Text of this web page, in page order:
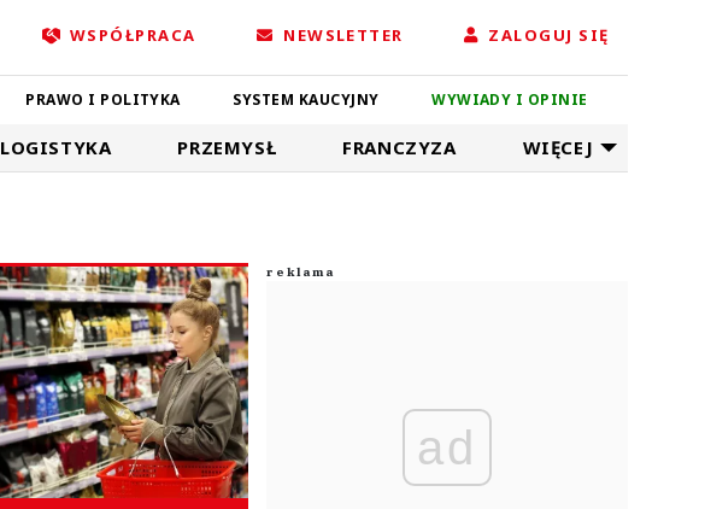
WSPÓŁPRACA NEWSLETTER ZALOGUJ SIĘ
PRAWO I POLITYKA SYSTEM KAUCYJNY WYWIADY I OPINIE
LOGISTYKA PRZEMYSŁ FRANCZYZA WIĘCEJ
ad